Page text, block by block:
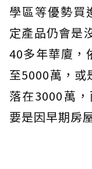
學區等優勢買
定產品仍會是
40多年華廈，
至5000萬，或
落在3000萬
要是因早期房